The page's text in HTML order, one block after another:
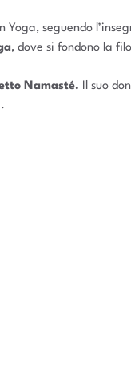
seguendo
, dove si fondono la
Namasté. Il suo